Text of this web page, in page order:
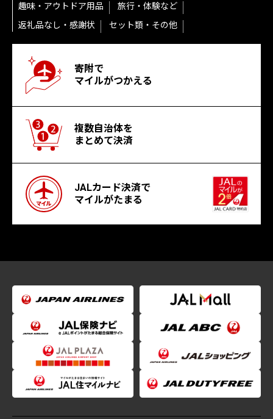
趣味・アウトドア用品
旅行・体験など
返礼品なし・感謝状
セット類・その他
寄附で
マイルがつかえる
複数自治体を
まとめて決済
JALカード決済で
マイルがたまる